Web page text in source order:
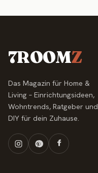
7ROOMZ
Das Magazin für Home &
Living – Einrichtungsideen,
Wohntrends, Ratgeber und
DIY für dein Zuhause.